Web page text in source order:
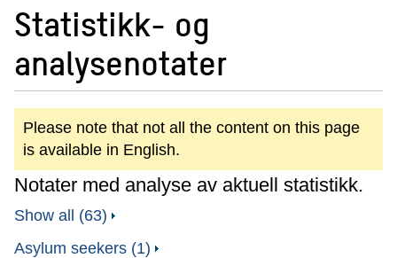
Statistikk- og
analysenotater
Please note that not all the content on this page
is available in English.
Notater med analyse av aktuell statistikk.
Show all (63)
Asylum seekers (1)